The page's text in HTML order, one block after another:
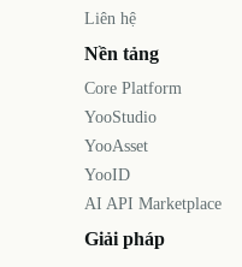
Liên hệ
Nền tảng
Core Platform
YooStudio
YooAsset
YooID
AI API Marketplace
Giải pháp